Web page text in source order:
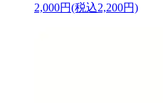
2,000円(税込2,200円)